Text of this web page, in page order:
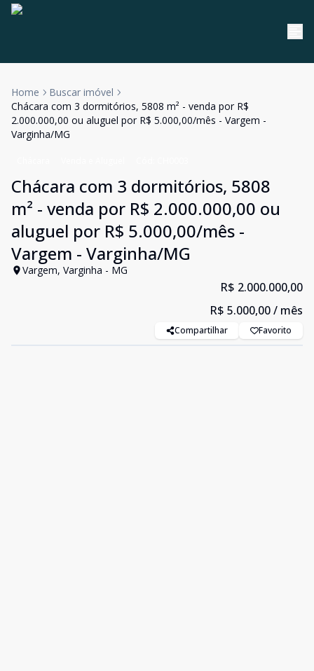
Home
Buscar imóvel
Chácara com 3 dormitórios, 5808 m² - venda por R$
2.000.000,00 ou aluguel por R$ 5.000,00/mês - Vargem -
Varginha/MG
Chácara com 3 dormitórios, 5808
m² - venda por R$ 2.000.000,00 ou
aluguel por R$ 5.000,00/mês -
Vargem - Varginha/MG
Vargem, Varginha - MG
R$ 2.000.000,00
R$ 5.000,00/ mês
Compartilhar Favorito